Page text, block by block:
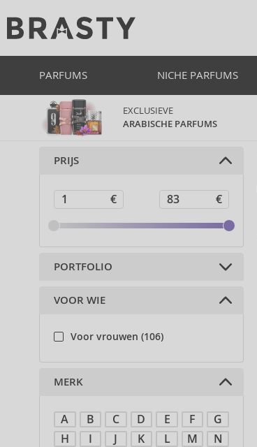
PARFUMS NICHE PARFUMS
EXCLUSIEVE
ARABISCHE PARFUMS
PRIJS
PORTFOLIO
Decoratieve cosmetica (106)
VOOR WIE
Voor vrouwen (106)
MERK
A B C D E F
G
H
I J K L M
N